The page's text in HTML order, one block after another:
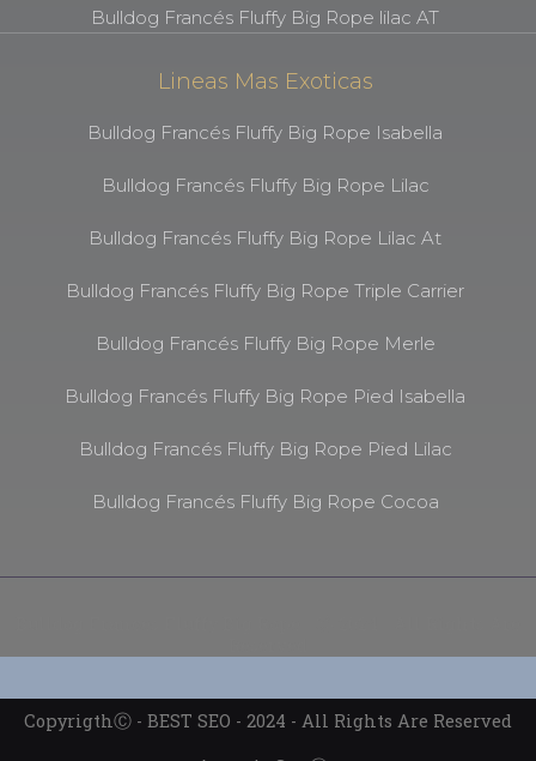
Bulldog Francés Fluffy Big Rope lilac AT
Lineas Mas Exoticas
Bulldog Francés Fluffy Big Rope Isabella
Bulldog Francés Fluffy Big Rope Lilac
Bulldog Francés Fluffy Big Rope Lilac At
Bulldog Francés Fluffy Big Rope Triple Carrier
Bulldog Francés Fluffy Big Rope Merle
Bulldog Francés Fluffy Big Rope Pied Isabella
Bulldog Francés Fluffy Big Rope Pied Lilac
Bulldog Francés Fluffy Big Rope Cocoa
CopyrigthⒸ - BEST SEO - 2024 - All Rights Are Reserved